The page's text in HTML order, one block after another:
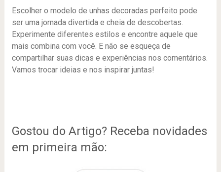
Escolher o modelo de unhas decoradas perfeito pode
ser uma jornada divertida e cheia de descobertas.
Experimente diferentes estilos e encontre aquele que
mais combina com você. E não se esqueça de
compartilhar suas dicas e experiências nos comentários.
Vamos trocar ideias e nos inspirar juntas!
Gostou do Artigo? Receba novidades
em primeira mão: